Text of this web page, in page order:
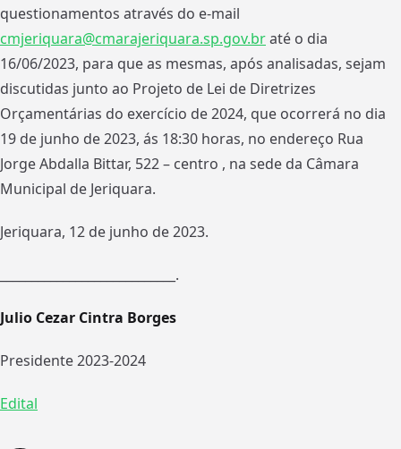
questionamentos através do e-mail
cmjeriquara@cmarajeriquara.sp.gov.braté o dia
16/06/2023, para que as mesmas, após analisadas, sejam
discutidas junto ao Projeto de Lei de Diretrizes
Orçamentárias do exercício de 2024, que ocorrerá no dia
19 de junho de 2023, ás 18:30 horas, no endereço Rua
Jorge Abdalla Bittar, 522 – centro , na sede da Câmara
Municipal de Jeriquara.
Jeriquara, 12 de junho de 2023.
____________________________.
Julio Cezar Cintra Borges
Presidente 2023-2024
Edital